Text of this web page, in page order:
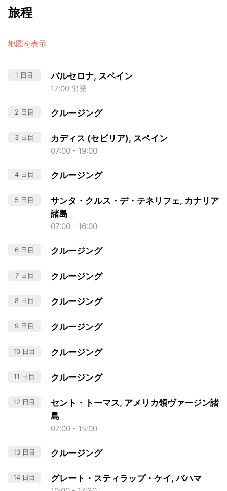
旅程
地図を表示
1 日目 バルセロナ, スペイン
17:00 出発
2 日目 クルージング
3 日目 カディス (セビリア), スペイン
07:00 - 19:00
4 日目 クルージング
5 日目
サンタ・クルス・デ・テネリフェ, カナリア
諸島
07:00 - 16:00
6 日目 クルージング
7 日目 クルージング
8 日目 クルージング
9 日目 クルージング
10 日目 クルージング
11 日目 クルージング
12 日目
セント・トーマス, アメリカ領ヴァージン諸
島
07:00 - 15:00
13 日目 クルージング
14 日目 グレート・スティラップ・ケイ, バハマ